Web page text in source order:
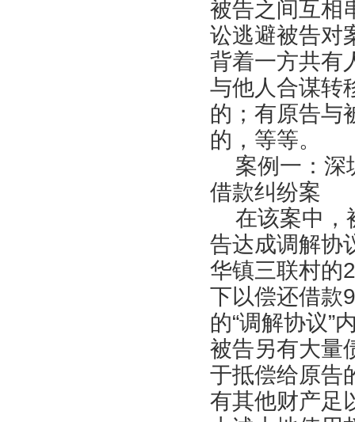
被告之间互相
讼逃避被告对
背着一方共有
与他人合谋转
的；有原告与
的，等等。
案例一：深
借款纠纷案
在该案中，
告达成调解协
华镇三联村的
下以偿还借款
的“调解协议”
被告另有大量
于抵偿给原告
有其他财产足